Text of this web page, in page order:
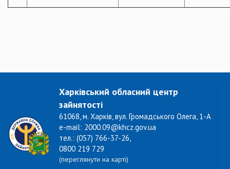
Харківський обласний центр
зайнятості
61068, м. Харків, вул. Громадського Олега, 1-А
e-mail: 2000.09@khcz.gov.ua
тел.: (057) 766-37-26,
0800 219 729
(переглянути на карті)